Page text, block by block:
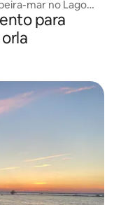
mar no Lago
para